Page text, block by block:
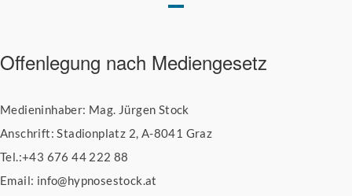
Offenlegung nach Mediengesetz
Medieninhaber: Mag. Jürgen Stock
Anschrift: Stadionplatz 2, A-8041 Graz
Tel.:+43 676 44 222 88
Email: info@hypnosestock.at